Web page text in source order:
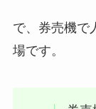
で、券売機で
場です。